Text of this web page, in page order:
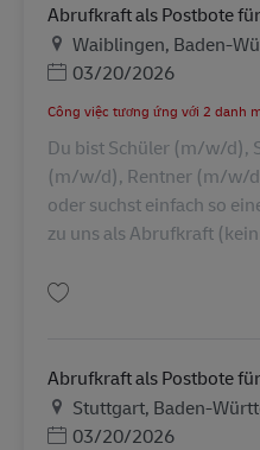
Abrufkraft als Postbote
Địa điểm
Waiblingen, Baden-
Posted Date
03/20/2026
Công việc tương ứng với
Du bist Schüler (m/w/d),
(m/w/d), Rentner (m/w/
oder suchst einfach so
zu uns als Abrufkraft
Abrufkraft als Postbote
Địa điểm
Stuttgart, Baden-
Posted Date
03/20/2026